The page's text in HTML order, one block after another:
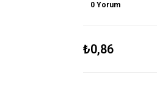
0 Yorum
₺0,86